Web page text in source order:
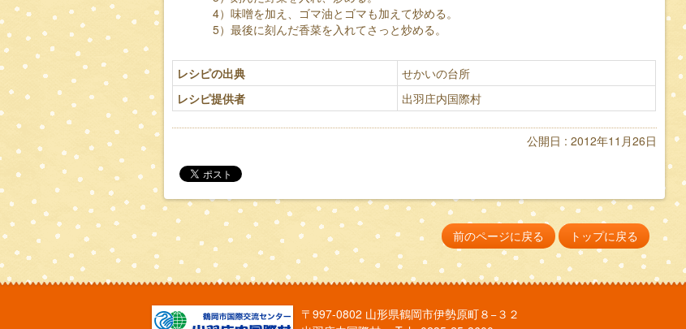
4）味噌を加え、ゴマ油とゴマも加えて炒める。
5）最後に刻んだ香菜を入れてさっと炒める。
レシピの出典
せかいの台所
レシピ提供者
出羽庄内国際村
公開日 : 2012年11月26日
前のページに戻る トップに戻る
〒997-0802 山形県鶴岡市伊勢原町８−３２